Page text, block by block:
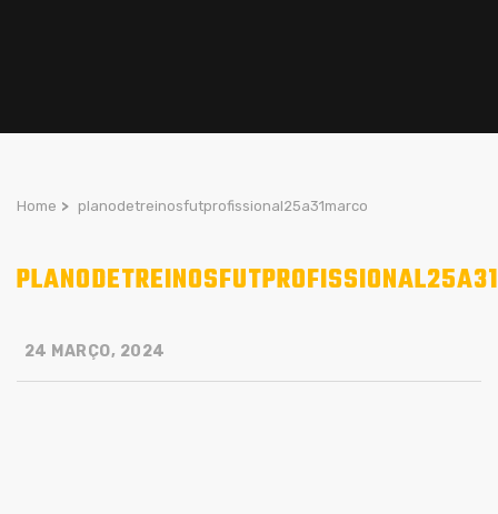
Home > planodetreinosfutprofissional25a31marco
24 MARÇO, 2024